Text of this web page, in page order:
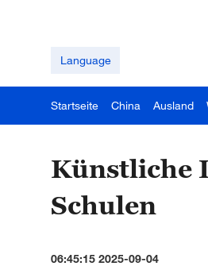
Language
Startseite China Ausland
Künstliche
Schulen
06:45:15 2025-09-04